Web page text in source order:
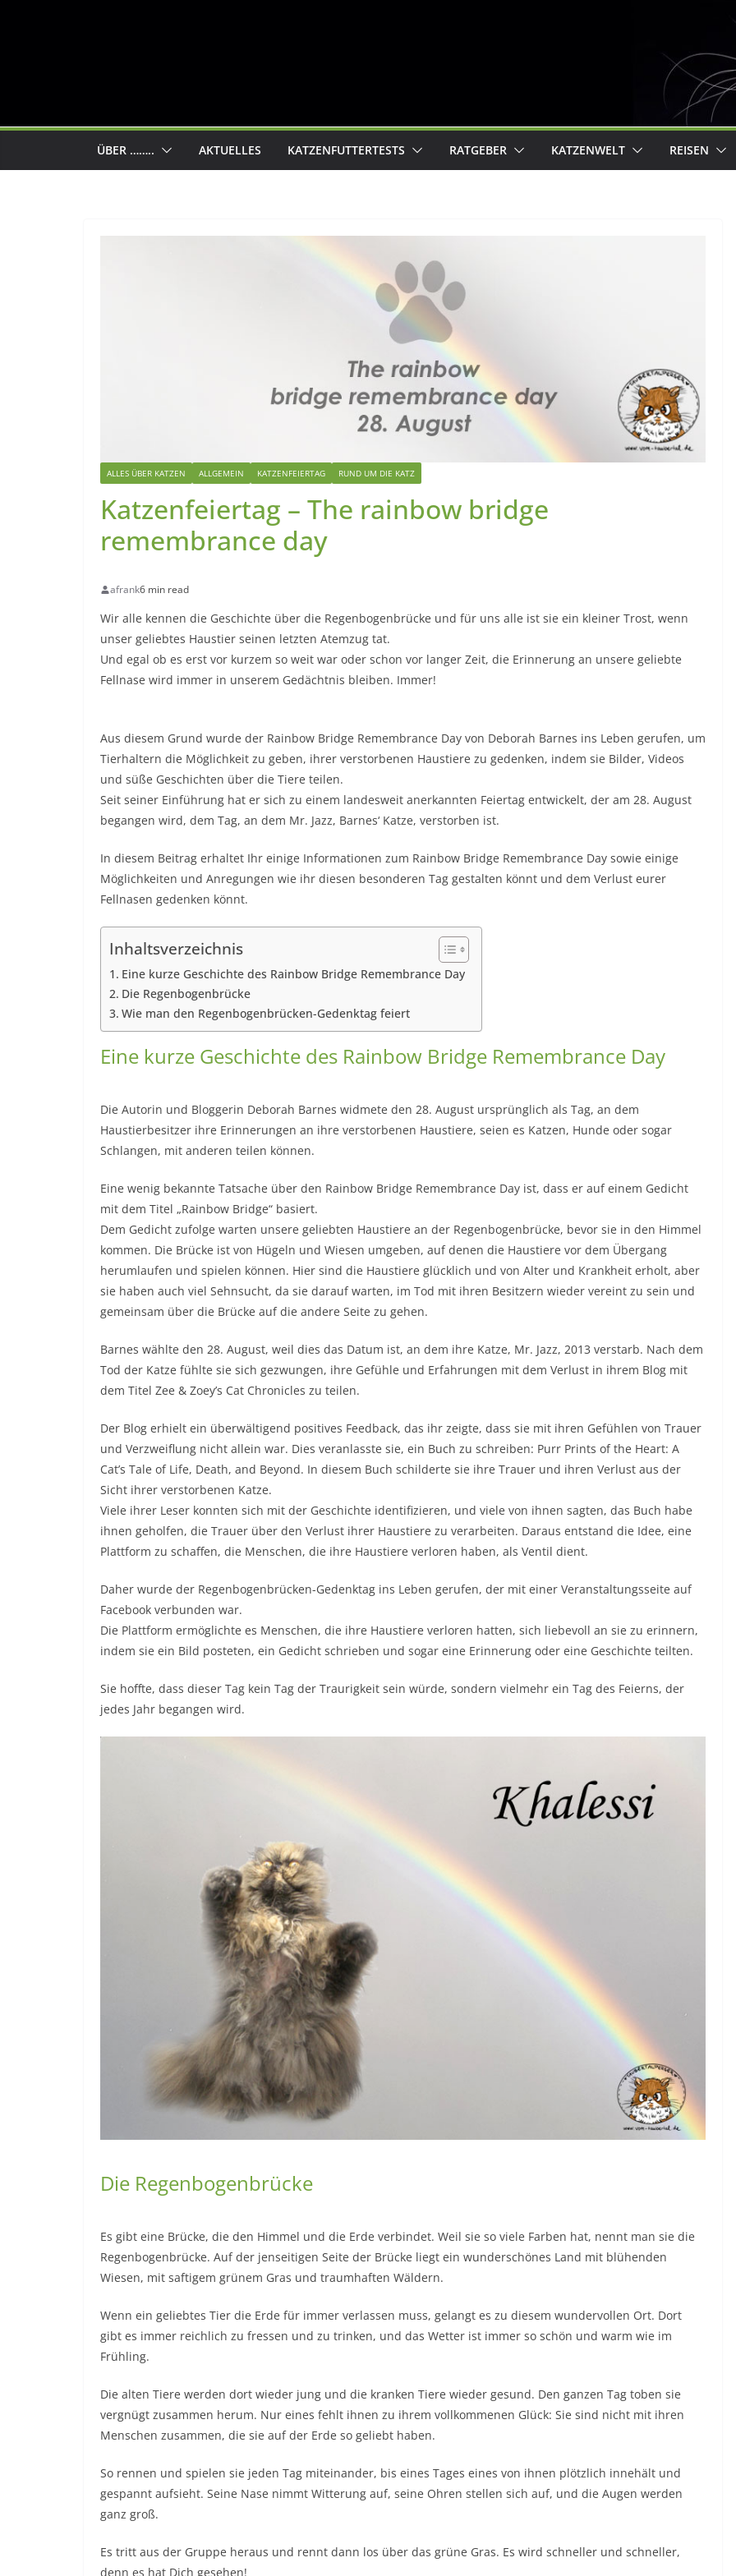
ÜBER …….. AKTUELLES KATZENFUTTERTESTS RATGEBER KATZENWELT REISEN
ALLES ÜBER KATZEN ALLGEMEIN KATZENFEIERTAG RUND UM DIE KATZ
Katzenfeiertag – The rainbow bridge
remembrance day
afrank6 min read
Wir alle kennen die Geschichte über die Regenbogenbrücke und für uns alle ist sie ein kleiner Trost, wenn
unser geliebtes Haustier seinen letzten Atemzug tat.
Und egal ob es erst vor kurzem so weit war oder schon vor langer Zeit, die Erinnerung an unsere geliebte
Fellnase wird immer in unserem Gedächtnis bleiben. Immer!
Aus diesem Grund wurde der Rainbow Bridge Remembrance Day von Deborah Barnes ins Leben gerufen, um
Tierhaltern die Möglichkeit zu geben, ihrer verstorbenen Haustiere zu gedenken, indem sie Bilder, Videos
und süße Geschichten über die Tiere teilen.
Seit seiner Einführung hat er sich zu einem landesweit anerkannten Feiertag entwickelt, der am 28. August
begangen wird, dem Tag, an dem Mr. Jazz, Barnes‘ Katze, verstorben ist.
In diesem Beitrag erhaltet Ihr einige Informationen zum Rainbow Bridge Remembrance Day sowie einige
Möglichkeiten und Anregungen wie ihr diesen besonderen Tag gestalten könnt und dem Verlust eurer
Fellnasen gedenken könnt.
Inhaltsverzeichnis
Eine kurze Geschichte des Rainbow Bridge Remembrance Day
Die Regenbogenbrücke
Wie man den Regenbogenbrücken-Gedenktag feiert
Eine kurze Geschichte des Rainbow Bridge Remembrance Day
Die Autorin und Bloggerin Deborah Barnes widmete den 28. August ursprünglich als Tag, an dem
Haustierbesitzer ihre Erinnerungen an ihre verstorbenen Haustiere, seien es Katzen, Hunde oder sogar
Schlangen, mit anderen teilen können.
Eine wenig bekannte Tatsache über den Rainbow Bridge Remembrance Day ist, dass er auf einem Gedicht
mit dem Titel „Rainbow Bridge“ basiert.
Dem Gedicht zufolge warten unsere geliebten Haustiere an der Regenbogenbrücke, bevor sie in den Himmel
kommen. Die Brücke ist von Hügeln und Wiesen umgeben, auf denen die Haustiere vor dem Übergang
herumlaufen und spielen können. Hier sind die Haustiere glücklich und von Alter und Krankheit erholt, aber
sie haben auch viel Sehnsucht, da sie darauf warten, im Tod mit ihren Besitzern wieder vereint zu sein und
gemeinsam über die Brücke auf die andere Seite zu gehen.
Barnes wählte den 28. August, weil dies das Datum ist, an dem ihre Katze, Mr. Jazz, 2013 verstarb. Nach dem
Tod der Katze fühlte sie sich gezwungen, ihre Gefühle und Erfahrungen mit dem Verlust in ihrem Blog mit
dem Titel Zee & Zoey’s Cat Chronicles zu teilen.
Der Blog erhielt ein überwältigend positives Feedback, das ihr zeigte, dass sie mit ihren Gefühlen von Trauer
und Verzweiflung nicht allein war. Dies veranlasste sie, ein Buch zu schreiben: Purr Prints of the Heart: A
Cat’s Tale of Life, Death, and Beyond. In diesem Buch schilderte sie ihre Trauer und ihren Verlust aus der
Sicht ihrer verstorbenen Katze.
Viele ihrer Leser konnten sich mit der Geschichte identifizieren, und viele von ihnen sagten, das Buch habe
ihnen geholfen, die Trauer über den Verlust ihrer Haustiere zu verarbeiten. Daraus entstand die Idee, eine
Plattform zu schaffen, die Menschen, die ihre Haustiere verloren haben, als Ventil dient.
Daher wurde der Regenbogenbrücken-Gedenktag ins Leben gerufen, der mit einer Veranstaltungsseite auf
Facebook verbunden war.
Die Plattform ermöglichte es Menschen, die ihre Haustiere verloren hatten, sich liebevoll an sie zu erinnern,
indem sie ein Bild posteten, ein Gedicht schrieben und sogar eine Erinnerung oder eine Geschichte teilten.
Sie hoffte, dass dieser Tag kein Tag der Traurigkeit sein würde, sondern vielmehr ein Tag des Feierns, der
jedes Jahr begangen wird.
Die Regenbogenbrücke
Es gibt eine Brücke, die den Himmel und die Erde verbindet. Weil sie so viele Farben hat, nennt man sie die
Regenbogenbrücke. Auf der jenseitigen Seite der Brücke liegt ein wunderschönes Land mit blühenden
Wiesen, mit saftigem grünem Gras und traumhaften Wäldern.
Wenn ein geliebtes Tier die Erde für immer verlassen muss, gelangt es zu diesem wundervollen Ort. Dort
gibt es immer reichlich zu fressen und zu trinken, und das Wetter ist immer so schön und warm wie im
Frühling.
Die alten Tiere werden dort wieder jung und die kranken Tiere wieder gesund. Den ganzen Tag toben sie
vergnügt zusammen herum. Nur eines fehlt ihnen zu ihrem vollkommenen Glück: Sie sind nicht mit ihren
Menschen zusammen, die sie auf der Erde so geliebt haben.
So rennen und spielen sie jeden Tag miteinander, bis eines Tages eines von ihnen plötzlich innehält und
gespannt aufsieht. Seine Nase nimmt Witterung auf, seine Ohren stellen sich auf, und die Augen werden
ganz groß.
Es tritt aus der Gruppe heraus und rennt dann los über das grüne Gras. Es wird schneller und schneller,
denn es hat Dich gesehen!